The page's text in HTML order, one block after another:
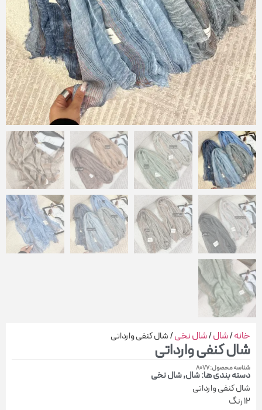
شال نخی/ شال کنفی وارداتی
وارداتی
ها:شال,شال نخی